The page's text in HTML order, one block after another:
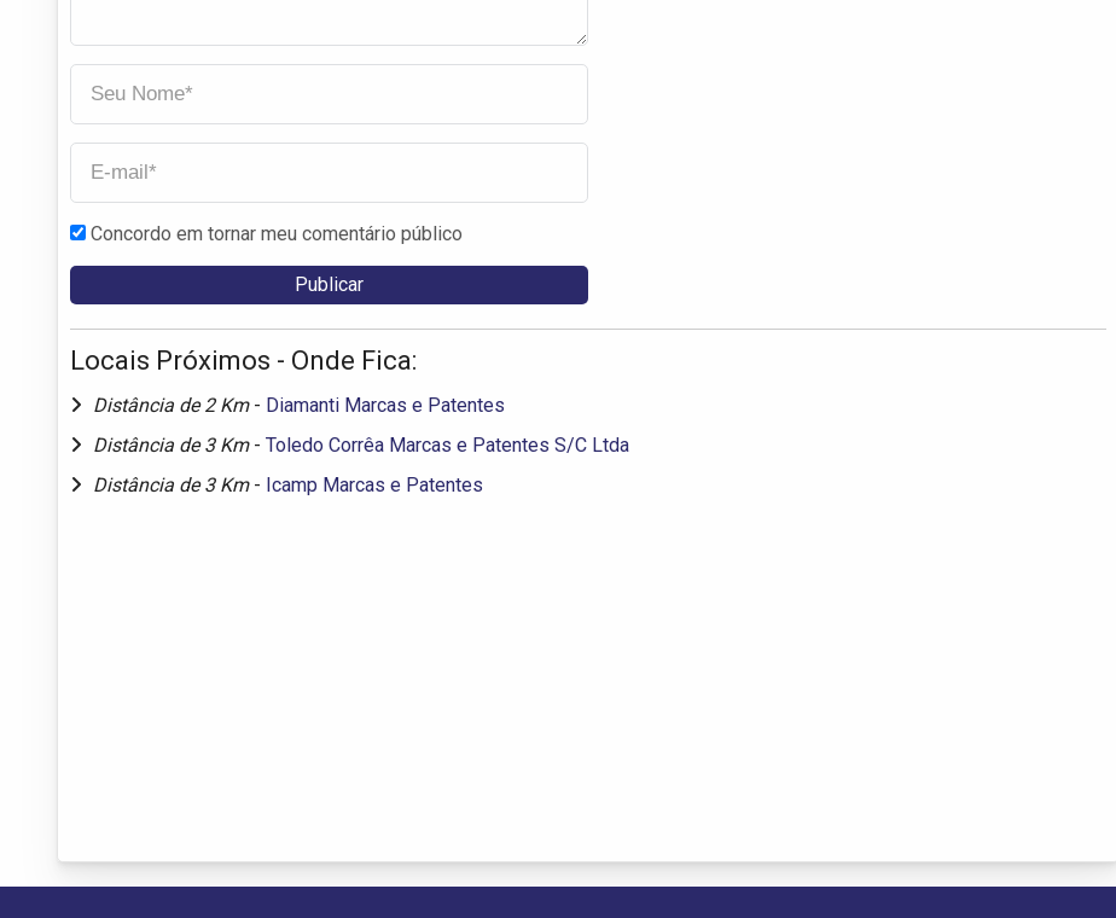
Concordo em tornar meu comentário público
Locais Próximos - Onde Fica:
Distância de 2 Km - Diamanti Marcas e Patentes
Distância de 3 Km - Toledo Corrêa Marcas e Patentes S/C Ltda
Distância de 3 Km - Icamp Marcas e Patentes